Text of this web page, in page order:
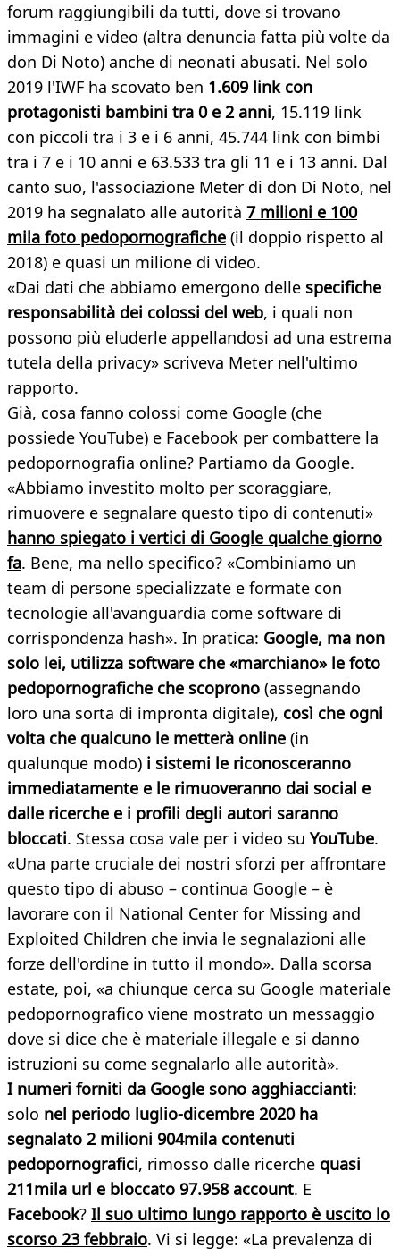
forum raggiungibili da tutti, dove si trovano
immagini e video (altra denuncia fatta più volte da
don Di Noto) anche di neonati abusati. Nel solo
2019 l'IWF ha scovato ben 1.609 link con
protagonisti bambini tra 0 e 2 anni, 15.119 link
con piccoli tra i 3 e i 6 anni, 45.744 link con bimbi
tra i 7 e i 10 anni e 63.533 tra gli 11 e i 13 anni. Dal
canto suo, l'associazione Meter di don Di Noto, nel
2019 ha segnalato alle autorità 7 milioni e 100
mila foto pedopornografiche (il doppio rispetto al
2018) e quasi un milione di video.
«Dai dati che abbiamo emergono delle specifiche
responsabilità dei colossi del web, i quali non
possono più eluderle appellandosi ad una estrema
tutela della privacy» scriveva Meter nell'ultimo
rapporto.
Già, cosa fanno colossi come Google (che
possiede YouTube) e Facebook per combattere la
pedopornografia online? Partiamo da Google.
«Abbiamo investito molto per scoraggiare,
rimuovere e segnalare questo tipo di contenuti»
hanno spiegato i vertici di Google qualche giorno
fa. Bene, ma nello specifico? «Combiniamo un
team di persone specializzate e formate con
tecnologie all'avanguardia come software di
corrispondenza hash». In pratica: Google, ma non
solo lei, utilizza software che «marchiano» le foto
pedopornografiche che scoprono (assegnando
loro una sorta di impronta digitale), così che ogni
volta che qualcuno le metterà online (in
qualunque modo) i sistemi le riconosceranno
immediatamente e le rimuoveranno dai social e
dalle ricerche e i profili degli autori saranno
bloccati. Stessa cosa vale per i video su YouTube.
«Una parte cruciale dei nostri sforzi per affrontare
questo tipo di abuso – continua Google – è
lavorare con il National Center for Missing and
Exploited Children che invia le segnalazioni alle
forze dell'ordine in tutto il mondo». Dalla scorsa
estate, poi, «a chiunque cerca su Google materiale
pedopornografico viene mostrato un messaggio
dove si dice che è materiale illegale e si danno
istruzioni su come segnalarlo alle autorità».
I numeri forniti da Google sono agghiaccianti:
solo nel periodo luglio-dicembre 2020 ha
segnalato 2 milioni 904mila contenuti
pedopornografici, rimosso dalle ricerche quasi
211mila url e bloccato 97.958 account. E
Facebook? Il suo ultimo lungo rapporto è uscito lo
scorso 23 febbraio. Vi si legge: «La prevalenza di